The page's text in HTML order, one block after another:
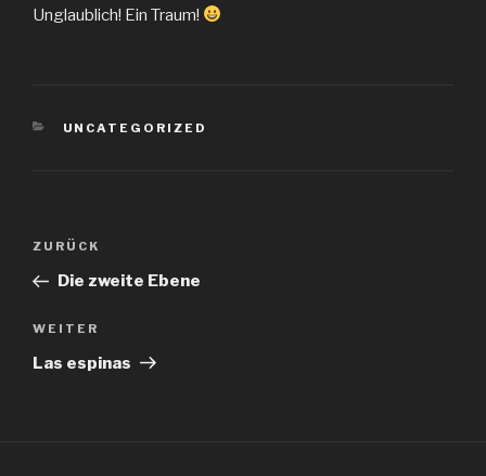
Unglaublich! Ein Traum!
KATEGORIEN
UNCATEGORIZED
Beitragsnavigation
Vorheriger
Beitrag
ZURÜCK
Die zweite Ebene
Nächster
Beitrag
WEITER
Las espinas